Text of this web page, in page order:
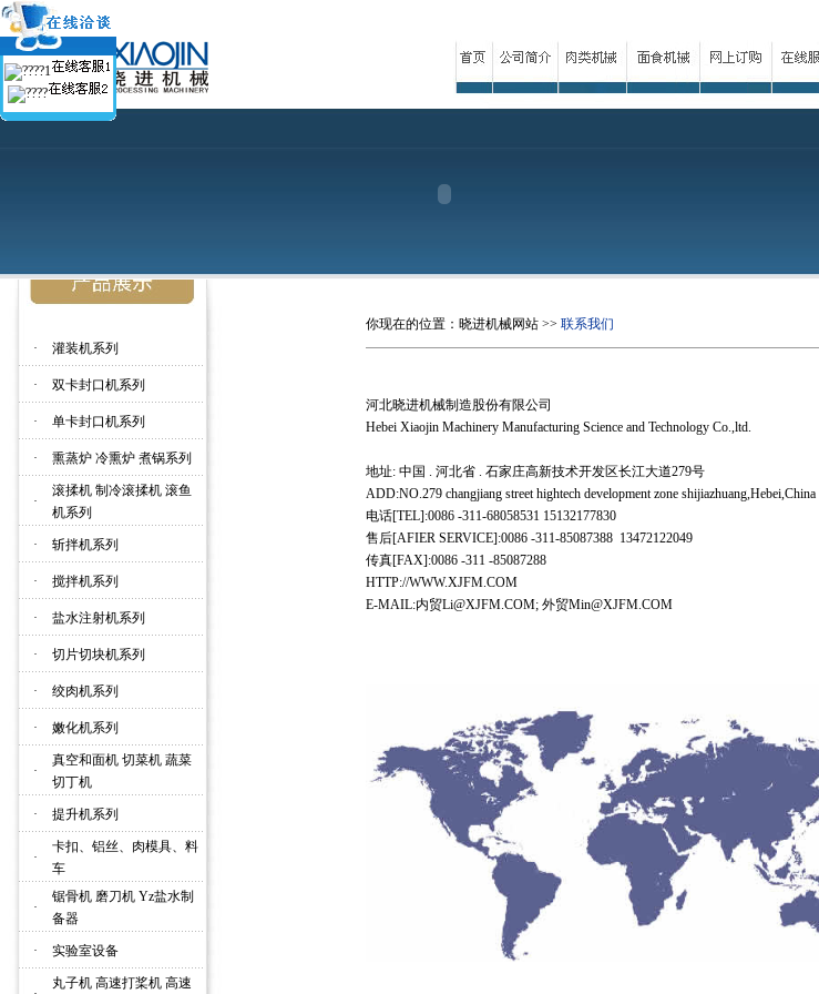
· 灌装机系列
· 双卡封口机系列
· 单卡封口机系列
· 熏蒸炉 冷熏炉 煮锅系列
·
滚揉机 制冷滚揉机 滚鱼
机系列
· 斩拌机系列
· 搅拌机系列
· 盐水注射机系列
· 切片切块机系列
· 绞肉机系列
· 嫩化机系列
·
真空和面机 切菜机 蔬菜
切丁机
· 提升机系列
·
卡扣、铝丝、肉模具、料
车
·
锯骨机 磨刀机 Yz盐水制
备器
· 实验室设备
丸子机 高速打桨机 高速
你现在的位置： 晓进机械网站 >> 联系我们
河北晓进机械制造股份有限公司
Hebei Xiaojin Machinery Manufacturing Science and Technology Co.,ltd.
地址: 中国 . 河北省 . 石家庄高新技术开发区长江大道279号
ADD:NO.279 changjiang street hightech development zone shijiazhuang,Hebei,China
电话[TEL]:0086 -311-68058531 15132177830
售后[AFIER SERVICE]:0086 -311-85087388 13472122049
传真[FAX]:0086 -311 -85087288
HTTP://WWW.XJFM.COM
E-MAIL:内贸Li@XJFM.COM; 外贸Min@XJFM.COM